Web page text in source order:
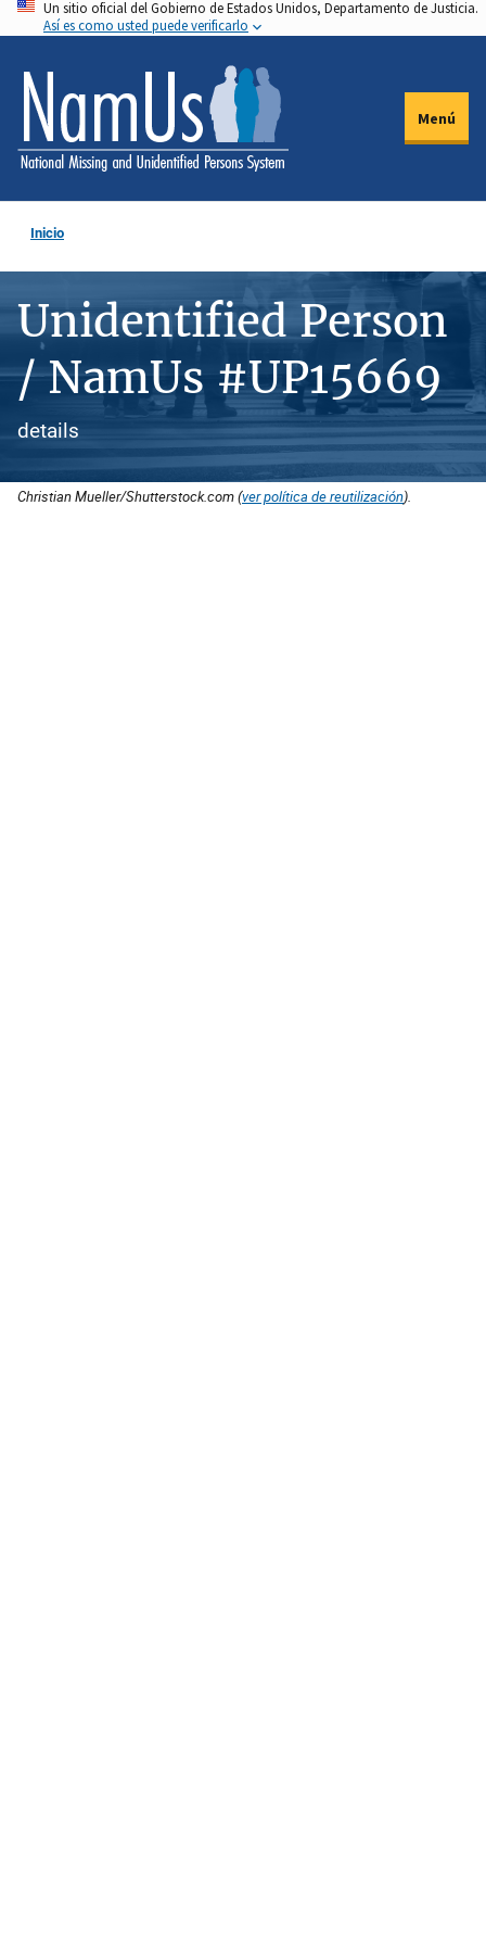
Pasar
al
contenido
principal
Un sitio oficial del Gobierno de Estados Unidos, Departamento de Justicia.
Así es como usted puede verificarlo
Menú
Inicio
Unidentified Person
/ NamUs #UP15669
details
Christian Mueller/Shutterstock.com (ver política de reutilización).